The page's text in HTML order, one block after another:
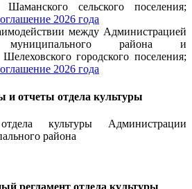
Шаманского сельского поселения;
2026 года
между Администрацией
муниципального района и
городского поселения;
2026 года
и отчеты отдела культуры
культуры Администрации
района
регламент отдела культуры